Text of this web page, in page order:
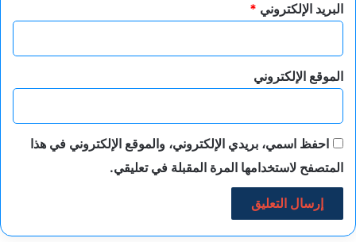
البريد الإلكتروني *
الموقع الإلكتروني
احفظ اسمي، بريدي الإلكتروني، والموقع الإلكتروني في هذا
المتصفح لاستخدامها المرة المقبلة في تعليقي.